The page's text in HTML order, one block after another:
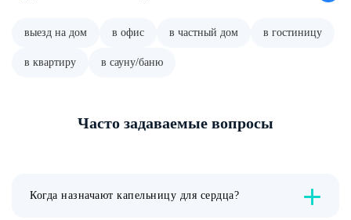
выезд на дом в офис в частный дом в гостиницу
в квартиру в сауну/баню
Часто задаваемые вопросы
Когда назначают капельницу для сердца?